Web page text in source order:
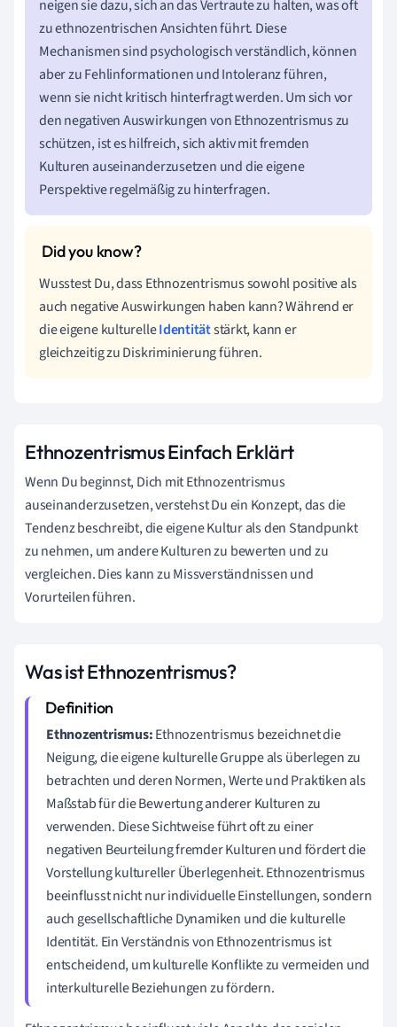
neigen sie dazu, sich an das Vertraute zu halten, was oft
zu ethnozentrischen Ansichten führt. Diese
Mechanismen sind psychologisch verständlich, können
aber zu Fehlinformationen und Intoleranz führen,
wenn sie nicht kritisch hinterfragt werden. Um sich vor
den negativen Auswirkungen von Ethnozentrismus zu
schützen, ist es hilfreich, sich aktiv mit fremden
Kulturen auseinanderzusetzen und die eigene
Perspektive regelmäßig zu hinterfragen.
Wusstest Du, dass Ethnozentrismus sowohl positive als
auch negative Auswirkungen haben kann? Während er
die eigene kulturelleIdentitätstärkt, kann er
gleichzeitig zu Diskriminierung führen.
Ethnozentrismus Einfach Erklärt
Wenn Du beginnst, Dich mit Ethnozentrismus
auseinanderzusetzen, verstehst Du ein Konzept, das die
Tendenz beschreibt, die eigene Kultur als den Standpunkt
zu nehmen, um andere Kulturen zu bewerten und zu
vergleichen. Dies kann zu Missverständnissen und
Vorurteilen führen.
Was ist Ethnozentrismus?
Ethnozentrismus:Ethnozentrismus bezeichnet die
Neigung, die eigene kulturelle Gruppe als überlegen zu
betrachten und deren Normen, Werte und Praktiken als
Maßstab für die Bewertung anderer Kulturen zu
verwenden. Diese Sichtweise führt oft zu einer
negativen Beurteilung fremder Kulturen und fördert die
Vorstellung kultureller Überlegenheit. Ethnozentrismus
beeinflusst nicht nur individuelle Einstellungen, sondern
auch gesellschaftliche Dynamiken und die kulturelle
Identität. Ein Verständnis von Ethnozentrismus ist
entscheidend, um kulturelle Konflikte zu vermeiden und
interkulturelle Beziehungen zu fördern.